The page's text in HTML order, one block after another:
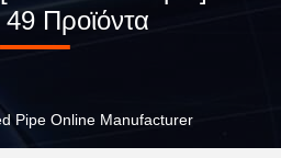
Προϊόντα
Pipe Online Manufacturer